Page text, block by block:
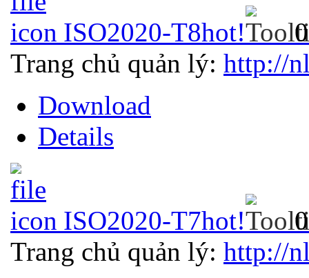
ISO2020-T8hot!
Trang chủ quản lý: http://
Download
Details
ISO2020-T7hot!
Trang chủ quản lý: http://